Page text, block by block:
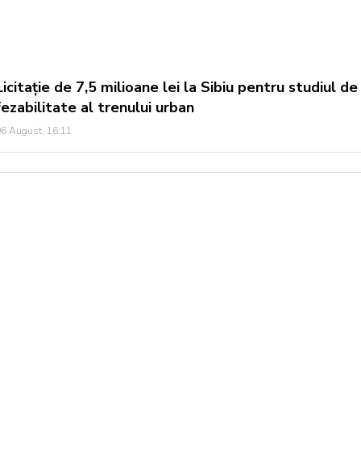
de 7,5 milioane lei la Sibiu pentru studiul de
al trenului urban
August, 16:11